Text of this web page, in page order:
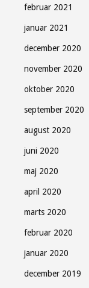
februar 2021
januar 2021
december 2020
november 2020
oktober 2020
september 2020
august 2020
juni 2020
maj 2020
april 2020
marts 2020
februar 2020
januar 2020
december 2019